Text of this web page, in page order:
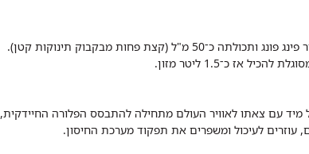
גודל הקיבה של תינוקות בני יומם הוא כגודל כדור פינג פונג ותכולתה כ־50 מ"ל (קצת פחות מבקבוק תינוקות קטן).
מיד עם צאתו לאוויר העולם מתחילה להתבסס הפלורה החיידקית,
עוזרים לעיכול ומשפרים את תפקוד מערכת החיסון.